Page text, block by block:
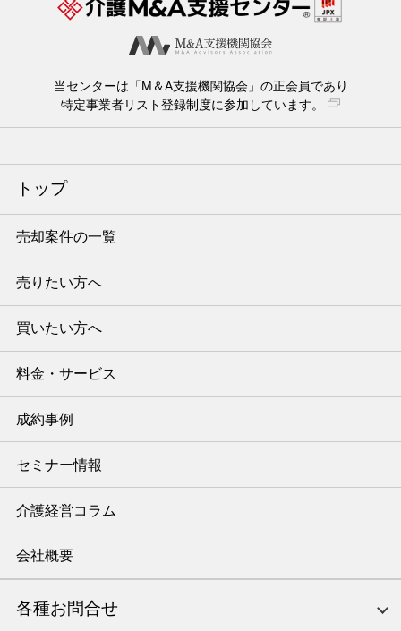
当センターは「M＆A支援機関協会」の正会員であり
特定事業者リスト登録制度に参加しています。
トップ
売却案件の一覧
売りたい方へ
買いたい方へ
料金・サービス
成約事例
セミナー情報
介護経営コラム
会社概要
各種お問合せ